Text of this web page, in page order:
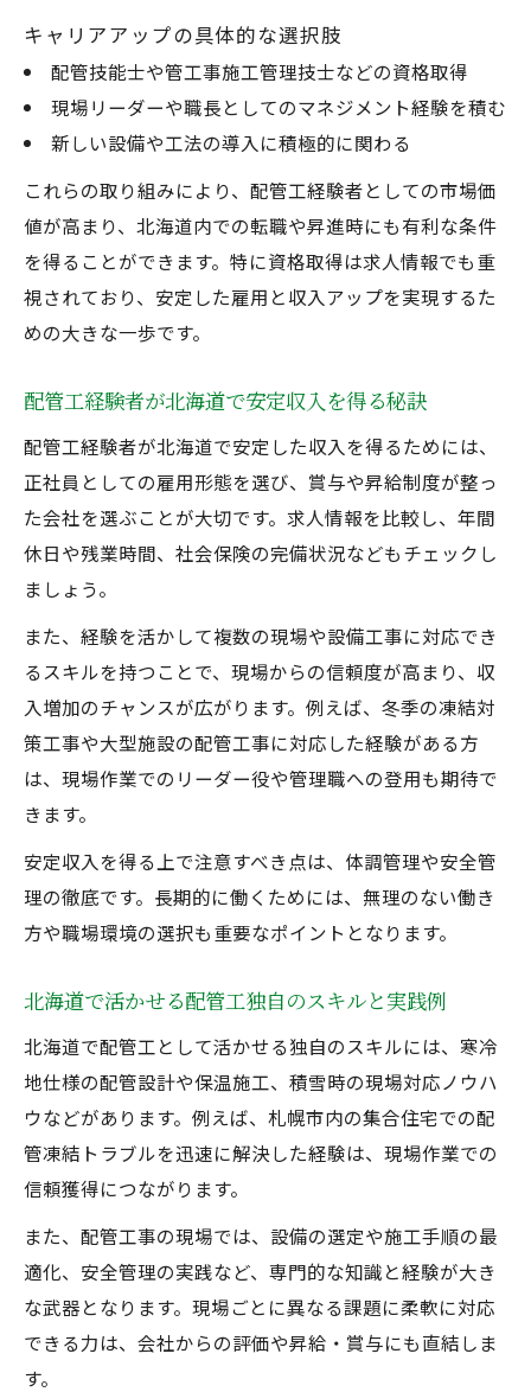
年齢を重ねても続けられる配管工の働き方
提案
配管工が無理なく現場作業を継続する方法
配管工経験者が考える理想的なキャリア設
計法
配管工で自己成長を続けるための自己投資
革
配管工が大切にしたい人間関係とチーム作
配管工経験を活かしたキャリアアップの道
筋
キャリアアップの具体的な選択肢
配管技能士や管工事施工管理技士などの資格取得
現場リーダーや職長としてのマネジメント経験を積む
新しい設備や工法の導入に積極的に関わる
これらの取り組みにより、配管工経験者としての市場価
値が高まり、北海道内での転職や昇進時にも有利な条件
を得ることができます。特に資格取得は求人情報でも重
視されており、安定した雇用と収入アップを実現するた
めの大きな一歩です。
配管工経験者が北海道で安定収入を得る秘訣
配管工経験者が北海道で安定した収入を得るためには、
正社員としての雇用形態を選び、賞与や昇給制度が整っ
た会社を選ぶことが大切です。求人情報を比較し、年間
休日や残業時間、社会保険の完備状況などもチェックし
ましょう。
また、経験を活かして複数の現場や設備工事に対応でき
るスキルを持つことで、現場からの信頼度が高まり、収
入増加のチャンスが広がります。例えば、冬季の凍結対
策工事や大型施設の配管工事に対応した経験がある方
は、現場作業でのリーダー役や管理職への登用も期待で
きます。
安定収入を得る上で注意すべき点は、体調管理や安全管
理の徹底です。長期的に働くためには、無理のない働き
方や職場環境の選択も重要なポイントとなります。
北海道で活かせる配管工独自のスキルと実践例
北海道で配管工として活かせる独自のスキルには、寒冷
地仕様の配管設計や保温施工、積雪時の現場対応ノウハ
ウなどがあります。例えば、札幌市内の集合住宅での配
管凍結トラブルを迅速に解決した経験は、現場作業での
信頼獲得につながります。
また、配管工事の現場では、設備の選定や施工手順の最
適化、安全管理の実践など、専門的な知識と経験が大き
な武器となります。現場ごとに異なる課題に柔軟に対応
できる力は、会社からの評価や昇給・賞与にも直結しま
す。